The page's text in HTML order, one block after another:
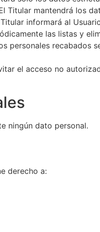
Titular mantendrá los
informará al
las listas y
personales recabados
el acceso no
ningún dato personal.
derecho a: